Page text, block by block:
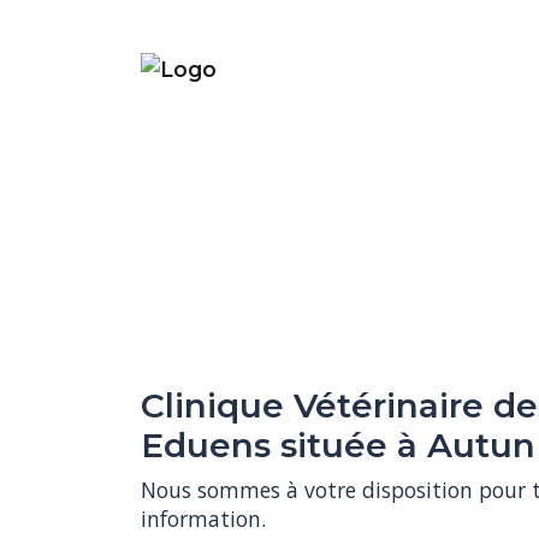
Clinique Vétérinaire
Eduens située à Autun
Nous sommes à votre disposition pour
information.